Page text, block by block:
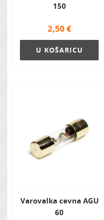
150
2,50 €
U KOŠARICU
Varovalka cevna AGU
60